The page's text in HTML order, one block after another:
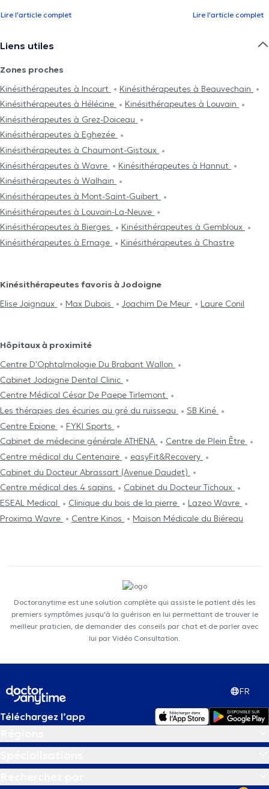
Lire l'article complet Lire l'article complet
Liens utiles
Zones proches
Kinésithérapeutes à Incourt
Kinésithérapeutes à Beauvechain
Kinésithérapeutes à Hélécine
Kinésithérapeutes à Louvain
Kinésithérapeutes à Grez-Doiceau
Kinésithérapeutes à Eghezée
Kinésithérapeutes à Chaumont-Gistoux
Kinésithérapeutes à Wavre
Kinésithérapeutes à Hannut
Kinésithérapeutes à Walhain
Kinésithérapeutes à Mont-Saint-Guibert
Kinésithérapeutes à Louvain-La-Neuve
Kinésithérapeutes à Bierges
Kinésithérapeutes à Gembloux
Kinésithérapeutes à Ernage
Kinésithérapeutes à Chastre
Kinésithérapeutes favoris à Jodoigne
Elise Joignaux
Max Dubois Joachim De Meur Laure Conil
Hôpitaux à proximité
Centre D'Ophtalmologie Du Brabant Wallon
Cabinet Jodoigne Dental Clinic
Centre Médical César De Paepe Tirlemont
Les thérapies des écuries au gré du ruisseau
SB Kiné
Centre Epione
FYKI Sports
Cabinet de médecine générale ATHENA
Centre de Plein Être
Centre médical du Centenaire
easyFit&Recovery
Cabinet du Docteur Abrassart (Avenue Daudet)
Centre médical des 4 sapins
Cabinet du Docteur Tichoux
ESEAL Medical
Clinique du bois de la pierre
Lazeo Wavre
Proxima Wavre
Centre Kinos Maison Médicale du Biéreau
Doctoranytime est une solution complète qui assiste le patient dès les
premiers symptômes jusqu'à la guérison en lui permettant de trouver le
meilleur praticien, de demander des conseils par chat et de parler avec
lui par Vidéo Consultation.
FR
Téléchargez l’app